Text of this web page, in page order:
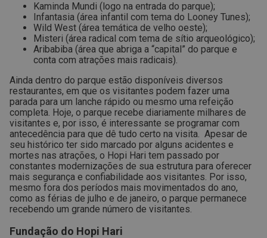
Kaminda Mundi (logo na entrada do parque);
Infantasia (área infantil com tema do Looney Tunes);
Wild West (área temática de velho oeste);
Misteri (área radical com tema de sítio arqueológico);
Aribabiba (área que abriga a “capital” do parque e
conta com atrações mais radicais).
Ainda dentro do parque estão disponíveis diversos
restaurantes, em que os visitantes podem fazer uma
parada para um lanche rápido ou mesmo uma refeição
completa. Hoje, o parque recebe diariamente milhares de
visitantes e, por isso, é interessante se programar com
antecedência para que dê tudo certo na visita. Apesar de
seu histórico ter sido marcado por alguns acidentes e
mortes nas atrações, o Hopi Hari tem passado por
constantes modernizações de sua estrutura para oferecer
mais segurança e confiabilidade aos visitantes. Por isso,
mesmo fora dos períodos mais movimentados do ano,
como as férias de julho e de janeiro, o parque permanece
recebendo um grande número de visitantes.
Fundação do Hopi Hari